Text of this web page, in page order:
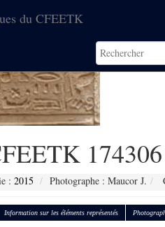
du CFEETK
174306
: 2015 Photographe : Maucor J.
Information sur les éléments représentés